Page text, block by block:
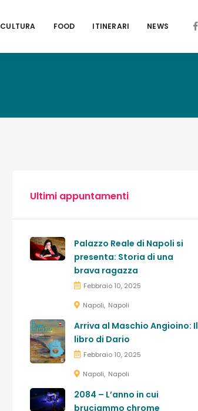
CULTURA FOOD ITINERARI NEWS
Ultimi appuntamenti
Palazzo Reale di Napoli si
presenta: Storia di una
brava ragazza
Febbraio 10, 2025
Napoli Napoli
Arriva al Maschio Angioino: Il
libro di Dario
Febbraio 10, 2025
Napoli Napoli
2084 – L’anno in cui
bruciammo chrome